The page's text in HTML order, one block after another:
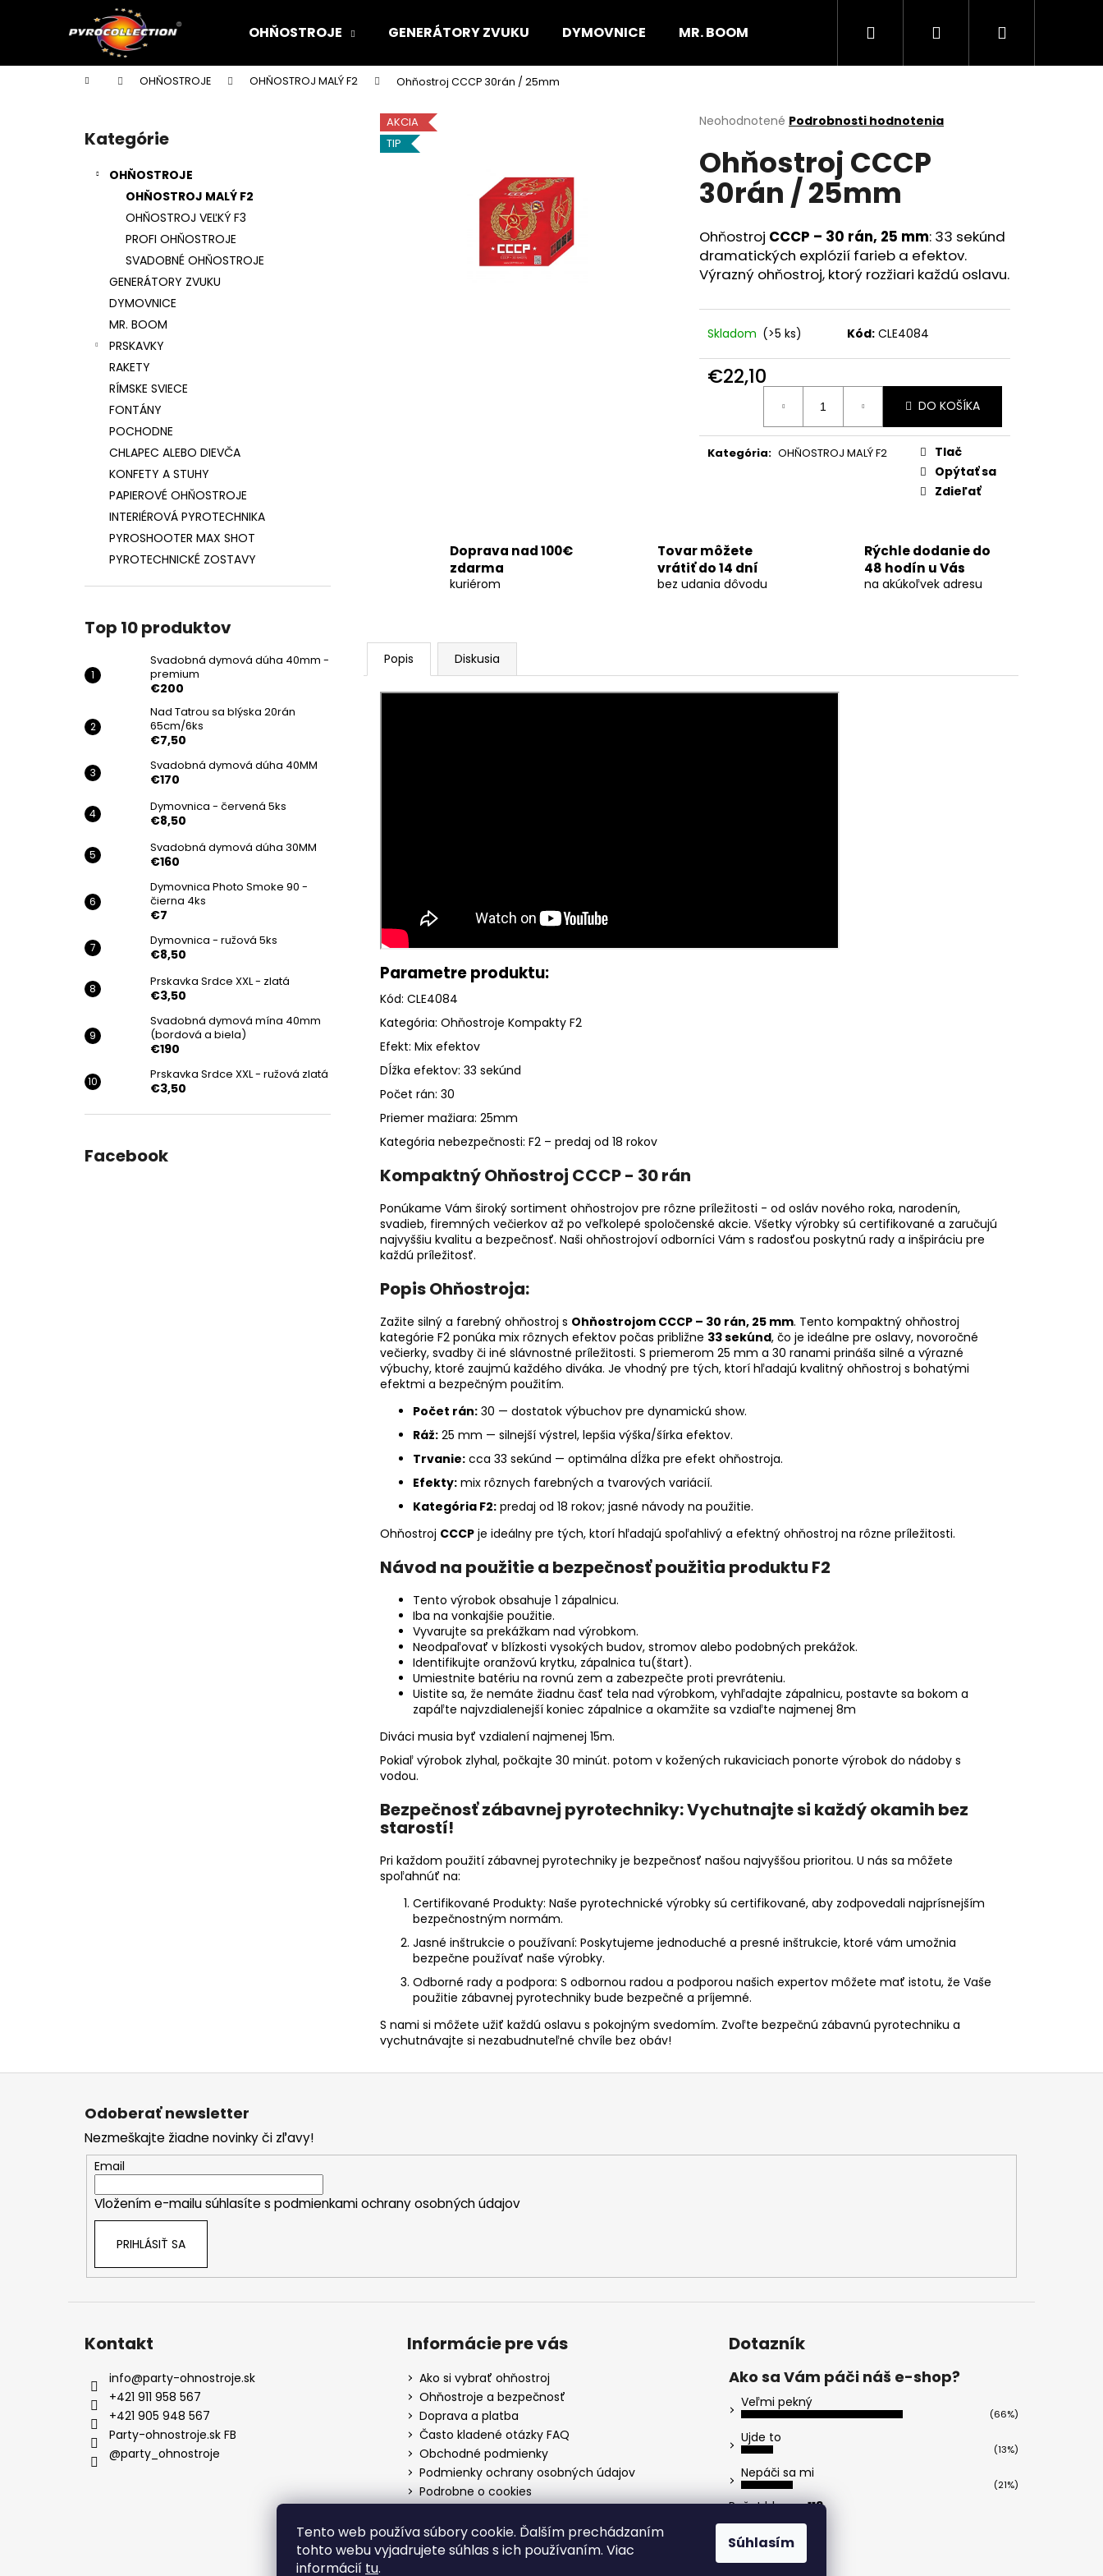
Tento web používa súbory cookie. Ďalším prechádzaním
tohto webu vyjadrujete súhlas s ich používaním. Viac
informácií tu.
Súhlasím
OHŇOSTROJE GENERÁTORY ZVUKU DYMOVNICE MR. BOOM RAKETY RÍMSKE SVIECE
Hľadať PrihlásenieNákupný
Domov OHŇOSTROJE OHŇOSTROJ MALÝ F2 Ohňostroj CCCP 30rán / 25mm
Preskočiť
kategórie
Kategórie
OHŇOSTROJE
OHŇOSTROJ MALÝ F2
OHŇOSTROJ VEĽKÝ F3
PROFI OHŇOSTROJE
SVADOBNÉ OHŇOSTROJE
GENERÁTORY ZVUKU
DYMOVNICE
MR. BOOM
PRSKAVKY
RAKETY
RÍMSKE SVIECE
FONTÁNY
POCHODNE
CHLAPEC ALEBO DIEVČA
KONFETY A STUHY
PAPIEROVÉ OHŇOSTROJE
INTERIÉROVÁ PYROTECHNIKA
PYROSHOOTER MAX SHOT
PYROTECHNICKÉ ZOSTAVY
Top 10 produktov
Svadobná dymová dúha 40mm -
premium
€200
Nad Tatrou sa blýska 20rán
65cm/6ks
€7,50
Svadobná dymová dúha 40MM
€170
Dymovnica - červená 5ks
€8,50
Svadobná dymová dúha 30MM
€160
Dymovnica Photo Smoke 90 -
čierna 4ks
€7
Dymovnica - ružová 5ks
€8,50
Prskavka Srdce XXL - zlatá
€3,50
Svadobná dymová mína 40mm
(bordová a biela)
€190
Prskavka Srdce XXL - ružová zlatá
€3,50
Facebook
Priemerné
produktu
je
0,0
z
hviezdičiek.
Neohodnotené Podrobnosti hodnotenia
Ohňostroj CCCP
30rán / 25mm
Ohňostroj CCCP – 30 rán, 25 mm: 33 sekúnd
dramatických explózií farieb a efektov.
Výrazný ohňostroj, ktorý rozžiari každú oslavu.
Skladom (>5 ks) Kód: CLE4084
€22,10
Jednotková
DO KOŠÍKA
Kategória: OHŇOSTROJ MALÝ F2
Tlač
Opýtať sa
Zdieľať
AKCIA
TIP
Doprava nad 100€
zdarma
kuriérom
Tovar môžete
vrátiť do 14 dní
bez udania dôvodu
Rýchle dodanie do
48 hodín u Vás
na akúkoľvek adresu
Popis Diskusia
Parametre produktu:
Kód: CLE4084
Kategória: Ohňostroje Kompakty F2
Efekt: Mix efektov
Dĺžka efektov: 33 sekúnd
Počet rán: 30
Priemer mažiara: 25mm
Kategória nebezpečnosti: F2 – predaj od 18 rokov
Kompaktný Ohňostroj CCCP - 30 rán
Ponúkame Vám široký sortiment ohňostrojov pre rôzne príležitosti - od osláv nového roka, narodenín,
svadieb, firemných večierkov až po veľkolepé spoločenské akcie. Všetky výrobky sú certifikované a zaručujú
najvyššiu kvalitu a bezpečnosť. Naši ohňostrojoví odborníci Vám s radosťou poskytnú rady a inšpiráciu pre
každú príležitosť.
Popis Ohňostroja:
Zažite silný a farebný ohňostroj s Ohňostrojom CCCP – 30 rán, 25 mm. Tento kompaktný ohňostroj
kategórie F2 ponúka mix rôznych efektov počas približne 33 sekúnd, čo je ideálne pre oslavy, novoročné
večierky, svadby či iné slávnostné príležitosti. S priemerom 25 mm a 30 ranami prináša silné a výrazné
výbuchy, ktoré zaujmú každého diváka. Je vhodný pre tých, ktorí hľadajú kvalitný ohňostroj s bohatými
efektmi a bezpečným použitím.
Počet rán: 30 — dostatok výbuchov pre dynamickú show.
Ráž: 25 mm — silnejší výstrel, lepšia výška/šírka efektov.
Trvanie: cca 33 sekúnd — optimálna dĺžka pre efekt ohňostroja.
Efekty: mix rôznych farebných a tvarových variácií.
Kategória F2: predaj od 18 rokov; jasné návody na použitie.
Ohňostroj CCCP je ideálny pre tých, ktorí hľadajú spoľahlivý a efektný ohňostroj na rôzne príležitosti.
Návod na použitie a bezpečnosť použitia produktu F2
Tento výrobok obsahuje 1 zápalnicu.
Iba na vonkajšie použitie.
Vyvarujte sa prekážkam nad výrobkom.
Neodpaľovať v blízkosti vysokých budov, stromov alebo podobných prekážok.
Identifikujte oranžovú krytku, zápalnica tu(štart).
Umiestnite batériu na rovnú zem a zabezpečte proti prevráteniu.
Uistite sa, že nemáte žiadnu časť tela nad výrobkom, vyhľadajte zápalnicu, postavte sa bokom a
zapáľte najvzdialenejší koniec zápalnice a okamžite sa vzdiaľte najmenej 8m
Diváci musia byť vzdialení najmenej 15m.
Pokiaľ výrobok zlyhal, počkajte 30 minút. potom v kožených rukaviciach ponorte výrobok do nádoby s
vodou.
Bezpečnosť zábavnej pyrotechniky: Vychutnajte si každý okamih bez
starostí!
Pri každom použití zábavnej pyrotechniky je bezpečnosť našou najvyššou prioritou. U nás sa môžete
spoľahnúť na:
Certifikované Produkty: Naše pyrotechnické výrobky sú certifikované, aby zodpovedali najprísnejším
bezpečnostným normám.
Jasné inštrukcie o používaní: Poskytujeme jednoduché a presné inštrukcie, ktoré vám umožnia
bezpečne používať naše výrobky.
Odborné rady a podpora: S odbornou radou a podporou našich expertov môžete mať istotu, že Vaše
použitie zábavnej pyrotechniky bude bezpečné a príjemné.
S nami si môžete užiť každú oslavu s pokojným svedomím. Zvoľte bezpečnú zábavnú pyrotechniku a
vychutnávajte si nezabudnuteľné chvíle bez obáv!
í
Späť
do
Späť
do
Čo potrebujete nájsť?
Odporúčame
SVADOBNÁ DYMOVÁ DÚHA 40MM -
PREMIUM
€200
SVADOBNÁ DYMOVÁ DÚHA 40MM
Z
Odoberať newsletter
Nezmeškajte žiadne novinky či zľavy!
Email
Vložením e-mailu súhlasíte s podmienkami ochrany osobných údajov
PRIHLÁSIŤ SA
Kontakt
info@party-ohnostroje.sk
+421 911 958 567
+421 905 948 567
Party-ohnostroje.sk FB
@party_ohnostroje
Informácie pre vás
Ako si vybrať ohňostroj
Ohňostroje a bezpečnosť
Doprava a platba
Často kladené otázky FAQ
Obchodné podmienky
Podmienky ochrany osobných údajov
Podrobne o cookies
Postup pri reklamácií
Kontakty
Dotazník
Ako sa Vám páči náš e-shop?
Veľmi pekný
(66%)
Ujde to
(13%)
Nepáči sa mi
(21%)
Počet hlasov:113